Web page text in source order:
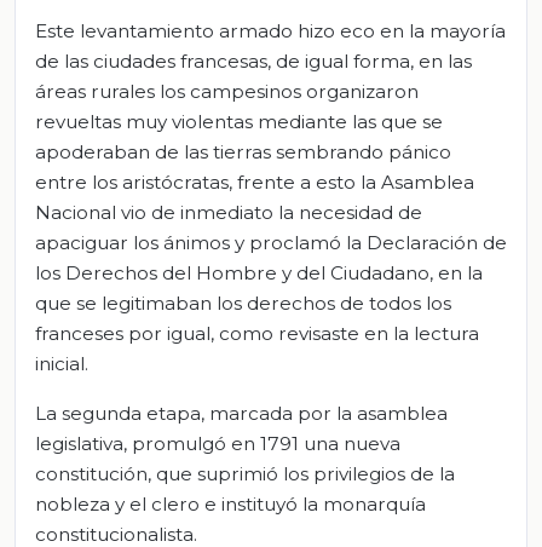
Este levantamiento armado hizo eco en la mayoría
de las ciudades francesas, de igual forma, en las
áreas rurales los campesinos organizaron
revueltas muy violentas mediante las que se
apoderaban de las tierras sembrando pánico
entre los aristócratas, frente a esto la Asamblea
Nacional vio de inmediato la necesidad de
apaciguar los ánimos y proclamó la Declaración de
los Derechos del Hombre y del Ciudadano, en la
que se legitimaban los derechos de todos los
franceses por igual, como revisaste en la lectura
inicial.
La segunda etapa, marcada por la asamblea
legislativa, promulgó en 1791 una nueva
constitución, que suprimió los privilegios de la
nobleza y el clero e instituyó la monarquía
constitucionalista.